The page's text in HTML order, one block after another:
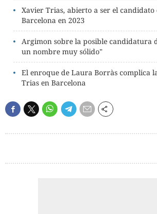
Xavier Trias, abierto a ser el candidato
Barcelona en 2023
Argimon sobre la posible candidatura
un nombre muy sólido"
El enroque de Laura Borràs complica
Trias en Barcelona